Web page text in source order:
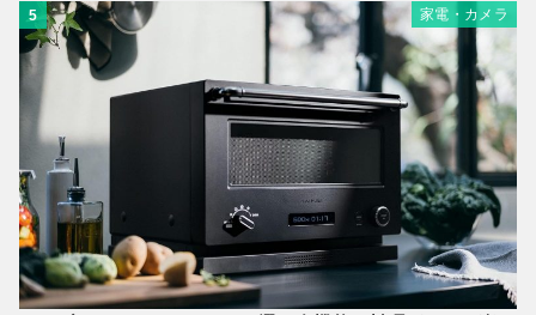
5 家電・カメラ